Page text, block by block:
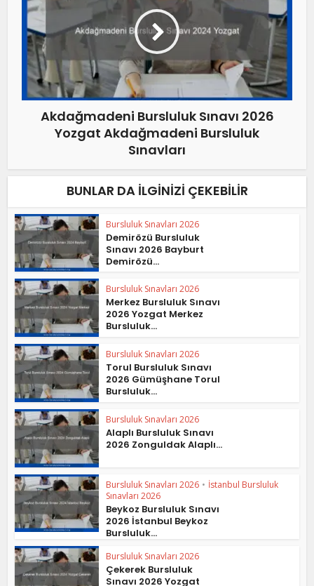
Akdağmadeni Bursluluk Sınavı 2026
Yozgat Akdağmadeni Bursluluk
Sınavları
BUNLAR DA İLGINIZI ÇEKEBILIR
Bursluluk Sınavları 2026
Demirözü Bursluluk
Sınavı 2026 Bayburt
Demirözü...
Bursluluk Sınavları 2026
Merkez Bursluluk Sınavı
2026 Yozgat Merkez
Bursluluk...
Bursluluk Sınavları 2026
Torul Bursluluk Sınavı
2026 Gümüşhane Torul
Bursluluk...
Bursluluk Sınavları 2026
Alaplı Bursluluk Sınavı
2026 Zonguldak Alaplı...
Bursluluk Sınavları 2026 • İstanbul Bursluluk
Sınavları 2026
Beykoz Bursluluk Sınavı
2026 İstanbul Beykoz
Bursluluk...
Bursluluk Sınavları 2026
Çekerek Bursluluk
Sınavı 2026 Yozgat